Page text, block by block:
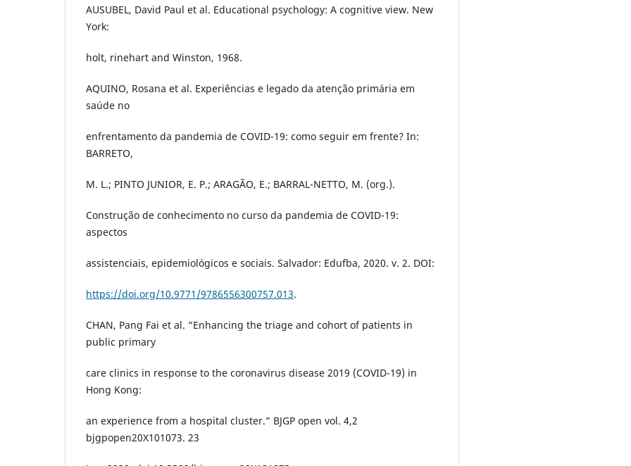
AUSUBEL, David Paul et al. Educational psychology: A cognitive view. New
York:
holt, rinehart and Winston, 1968.
AQUINO, Rosana et al. Experiências e legado da atenção primária em
saúde no
enfrentamento da pandemia de COVID-19: como seguir em frente? In:
BARRETO,
M. L.; PINTO JUNIOR, E. P.; ARAGÃO, E.; BARRAL-NETTO, M. (org.).
Construção de conhecimento no curso da pandemia de COVID-19:
aspectos
assistenciais, epidemiológicos e sociais. Salvador: Edufba, 2020. v. 2. DOI:
https://doi.org/10.9771/9786556300757.013.
CHAN, Pang Fai et al. “Enhancing the triage and cohort of patients in
public primary
care clinics in response to the coronavirus disease 2019 (COVID-19) in
Hong Kong:
an experience from a hospital cluster.” BJGP open vol. 4,2
bjgpopen20X101073. 23